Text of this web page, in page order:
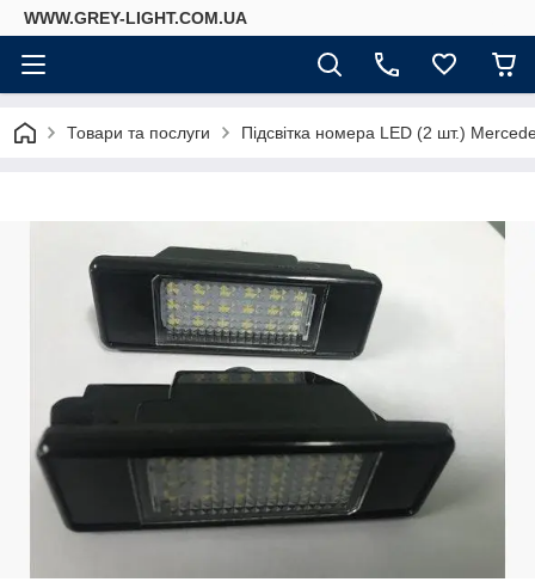
WWW.GREY-LIGHT.COM.UA
Товари та послуги Підсвітка номера LED (2 шт.)